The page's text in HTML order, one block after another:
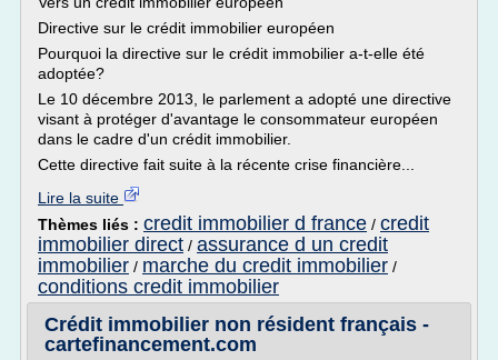
Directive sur le crédit immobilier européen
Pourquoi la directive sur le crédit immobilier a-t-elle été
adoptée?
Le 10 décembre 2013, le parlement a adopté une directive
visant à protéger d'avantage le consommateur européen
dans le cadre d'un crédit immobilier.
Cette directive fait suite à la récente crise financière...
Lire la suite
Thèmes liés : credit immobilier d france / credit
immobilier direct / assurance d un credit
immobilier / marche du credit immobilier /
conditions credit immobilier
Crédit immobilier non résident français -
cartefinancement.com